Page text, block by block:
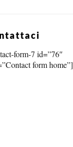
form-7 id=”76″
form home”]